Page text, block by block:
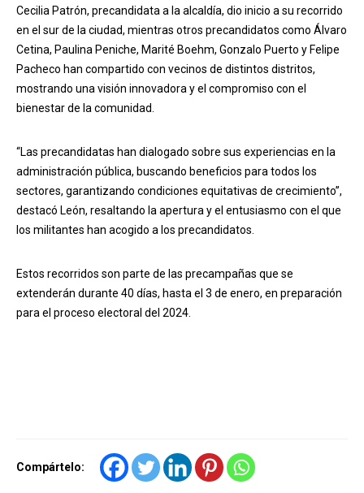
Cecilia Patrón, precandidata a la alcaldía, dio inicio a su recorrido
en el sur de la ciudad, mientras otros precandidatos como Álvaro
Cetina, Paulina Peniche, Marité Boehm, Gonzalo Puerto y Felipe
Pacheco han compartido con vecinos de distintos distritos,
mostrando una visión innovadora y el compromiso con el
bienestar de la comunidad.
“Las precandidatas han dialogado sobre sus experiencias en la
administración pública, buscando beneficios para todos los
sectores, garantizando condiciones equitativas de crecimiento”,
destacó León, resaltando la apertura y el entusiasmo con el que
los militantes han acogido a los precandidatos.
Estos recorridos son parte de las precampañas que se
extenderán durante 40 días, hasta el 3 de enero, en preparación
para el proceso electoral del 2024.
Compártelo: